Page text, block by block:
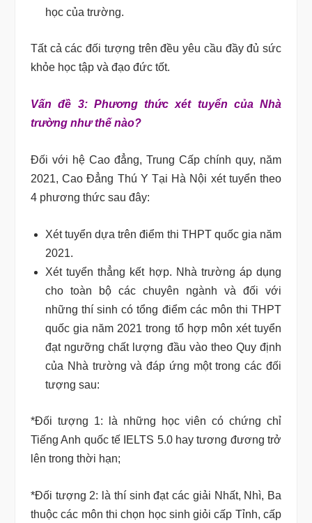
học của trường.
Tất cả các đối tượng trên đều yêu cầu đầy đủ sức
khỏe học tập và đạo đức tốt.
Vấn đề 3: Phương thức xét tuyển của Nhà
trường như thế nào?
Đối với hệ Cao đẳng, Trung Cấp chính quy, năm
2021, Cao Đẳng Thú Y Tại Hà Nội xét tuyển theo
4 phương thức sau đây:
Xét tuyển dựa trên điểm thi THPT quốc gia năm
2021.
Xét tuyển thẳng kết hợp. Nhà trường áp dụng
cho toàn bộ các chuyên ngành và đối với
những thí sinh có tổng điểm các môn thi THPT
quốc gia năm 2021 trong tổ hợp môn xét tuyển
đạt ngưỡng chất lượng đầu vào theo Quy định
của Nhà trường và đáp ứng một trong các đối
tượng sau:
*Đối tượng 1: là những học viên có chứng chỉ
Tiếng Anh quốc tế IELTS 5.0 hay tương đương trở
lên trong thời hạn;
*Đối tượng 2: là thí sinh đạt các giải Nhất, Nhì, Ba
thuộc các môn thi chọn học sinh giỏi cấp Tỉnh, cấp